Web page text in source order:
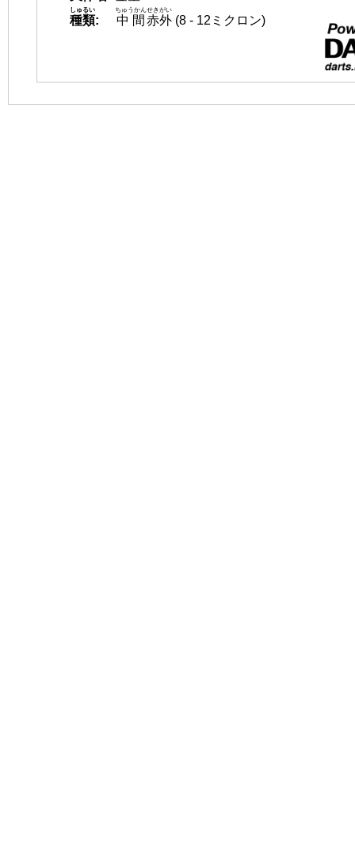
種類
しゅるい
: 中間
ちゅうかん
赤外
せきがい
(8 - 12ミクロン)